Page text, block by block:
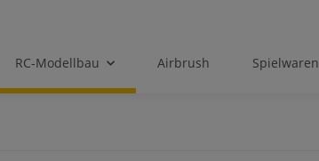
RC-Modellbau Airbrush Spielwaren